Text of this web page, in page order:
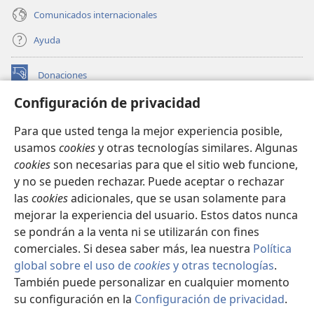
Configuración de privacidad
Para que usted tenga la mejor experiencia posible,
usamos cookiesy otras tecnologías similares. Algunas
cookiesson necesarias para que el sitio web funcione,
y no se pueden rechazar. Puede aceptar o rechazar
las cookiesadicionales, que se usan solamente para
mejorar la experiencia del usuario. Estos datos nunca
se pondrán a la venta ni se utilizarán con fines
comerciales. Si desea saber más, lea nuestra Política
global sobre el uso decookiesy otras tecnologías.
También puede personalizar en cualquier momento
su configuración en la Configuración de privacidad.
Comunicados internacionales
Ayuda
Donaciones
(abre
nueva BIBLIOTECA EN LÍNEA Watchtower™
una
nueva
ventana)
JW Hub
(abre
una
nueva
ventana)
JW Library
Watchtower Library
Copyright© 2026 Watch Tower Bible and Tract Society of Pennsylvania.
CONDICIONES DE USO| POLÍTICA DE PRIVACIDAD
|
CONFIGURACIÓN DE PRIVACIDAD